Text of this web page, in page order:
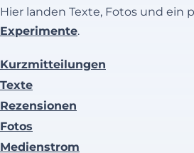
Hier landen Texte, Fotos und ein
Experimente.
Kurzmitteilungen
Texte
Rezensionen
Fotos
Medienstrom